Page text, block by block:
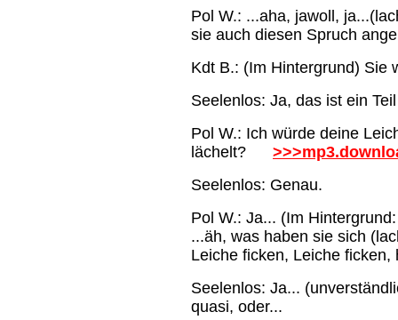
Pol W.: ...aha, jawoll,
sie auch diesen Spruch
Kdt B.: (Im Hintergrund) Sie
Seelenlos: Ja, das ist ein
Pol W.: Ich würde deine
lächelt?
Seelenlos: Genau.
Pol W.: Ja... (Im
...äh, was haben sie sich
Leiche ficken, Leiche ficken,
Seelenlos: Ja...
quasi, oder...